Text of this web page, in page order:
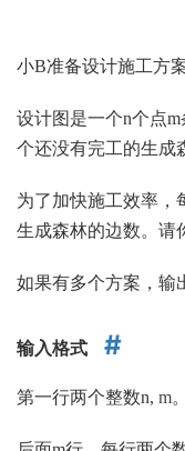
小B准备设计施工方案
设计图是一个n个点m
个还没有完工的生成
为了加快施工效率，
生成森林的边数。请
如果有多个方案，输
输入格式
第一行两个整数n, m。